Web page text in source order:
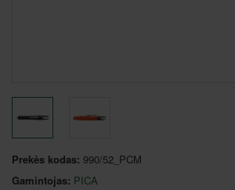
Prekės kodas: 990/52_PCM
Gamintojas: PICA